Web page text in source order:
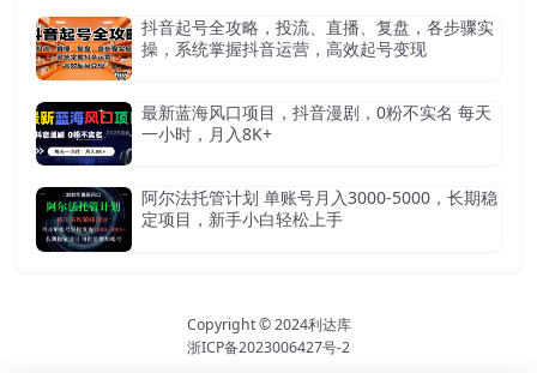
抖音起号全攻略，投流、直播、复盘，各步骤实
操，系统掌握抖音运营，高效起号变现
最新蓝海风口项目，抖音漫剧，0粉不实名 每天
一小时，月入8K+
阿尔法托管计划 单账号月入3000-5000，长期稳
定项目，新手小白轻松上手
Copyright © 2024利达库
浙ICP备2023006427号-2